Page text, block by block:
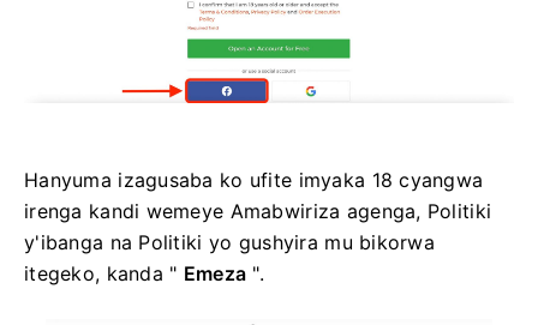
Hanyuma izagusaba ko ufite imyaka 18 cyangwa
irenga kandi wemeye Amabwiriza agenga, Politiki
y'ibanga na Politiki yo gushyira mu bikorwa
itegeko, kanda " Emeza ".